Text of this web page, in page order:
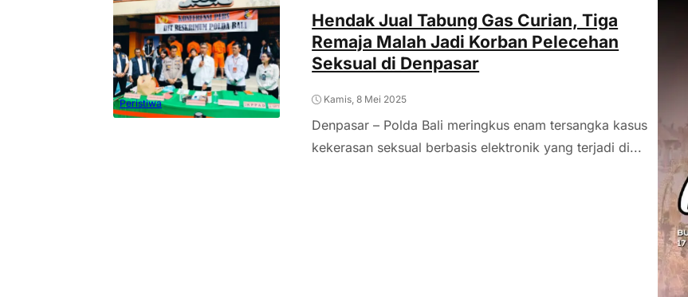
Peristiwa
Hendak Jual Tabung Gas Curian, Tiga
Remaja Malah Jadi Korban Pelecehan
Seksual di Denpasar
Kamis, 8 Mei 2025
Denpasar – Polda Bali meringkus enam tersangka kasus
kekerasan seksual berbasis elektronik yang terjadi di...